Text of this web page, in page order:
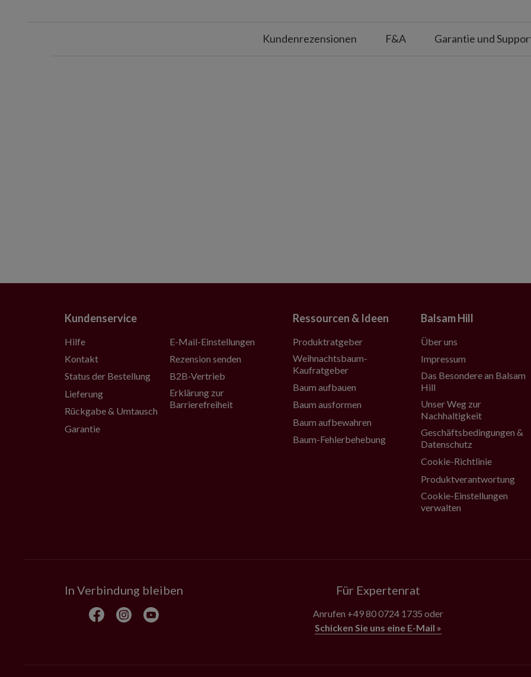
Kundenrezensionen F&A Garantie und
Kundenservice
Hilfe
Kontakt
Status der Bestellung
Lieferung
Rückgabe & Umtausch
Garantie
E-Mail-Einstellungen
Rezension senden
B2B-Vertrieb
Erklärung zur
Barrierefreiheit
Ressourcen & Ideen
Produktratgeber
Weihnachtsbaum-
Kaufratgeber
Baum aufbauen
Baum ausformen
Baum aufbewahren
Baum-Fehlerbehebung
Balsam Hill
Über uns
Impressum
Das Besondere an Balsam
Hill
Unser Weg zur
Nachhaltigkeit
Geschäftsbedingungen &
Datenschutz
Cookie-Richtlinie
Produktverantwortung
Cookie-Einstellungen
verwalten
In Verbindung bleiben Für Expertenrat
Anrufen +49 80 0724 1735 oder
Schicken Sie uns eine E-Mail »